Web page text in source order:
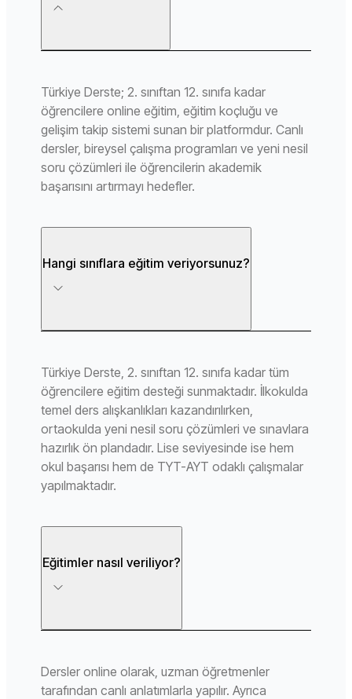
Türkiye Derste; 2. sınıftan 12. sınıfa kadar
öğrencilere online eğitim, eğitim koçluğu ve
gelişim takip sistemi sunan bir platformdur. Canlı
dersler, bireysel çalışma programları ve yeni nesil
soru çözümleri ile öğrencilerin akademik
başarısını artırmayı hedefler.
Hangi sınıflara eğitim veriyorsunuz?
Türkiye Derste, 2. sınıftan 12. sınıfa kadar tüm
öğrencilere eğitim desteği sunmaktadır. İlkokulda
temel ders alışkanlıkları kazandırılırken,
ortaokulda yeni nesil soru çözümleri ve sınavlara
hazırlık ön plandadır. Lise seviyesinde ise hem
okul başarısı hem de TYT-AYT odaklı çalışmalar
yapılmaktadır.
Eğitimler nasıl veriliyor?
Dersler online olarak, uzman öğretmenler
tarafından canlı anlatımlarla yapılır. Ayrıca